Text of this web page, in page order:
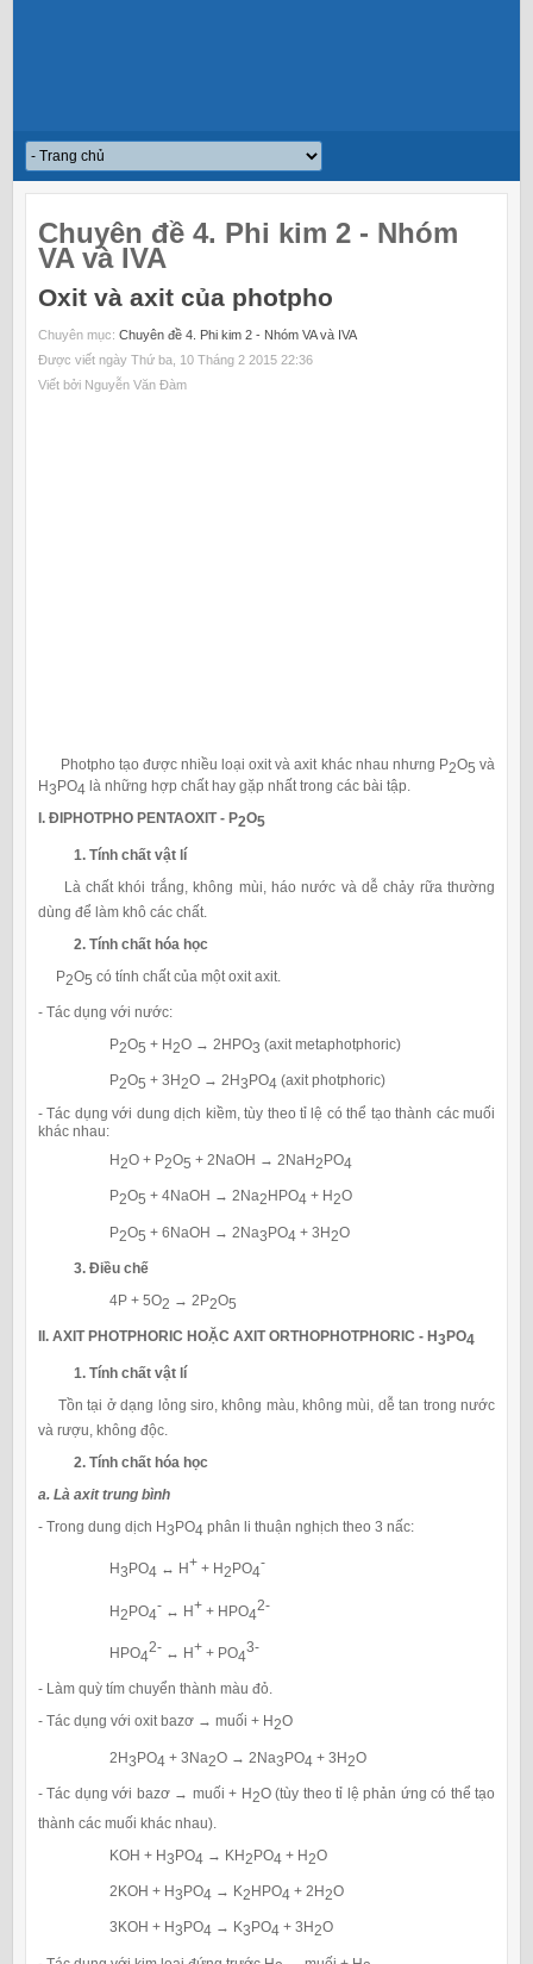
Chuyên đề 4. Phi kim 2 - Nhóm
VA và IVA
Oxit và axit của photpho
Chuyên mục: Chuyên đề 4. Phi kim 2 - Nhóm VA và IVA
Được viết ngày Thứ ba, 10 Tháng 2 2015 22:36
Viết bởi Nguyễn Văn Đàm
Photpho tạo được nhiều loại oxit và axit khác nhau nhưng P2O5 và
H3PO4 là những hợp chất hay gặp nhất trong các bài tập.
I. ĐIPHOTPHO PENTAOXIT - P2O5
1. Tính chất vật lí
Là chất khói trắng, không mùi, háo nước và dễ chảy rữa thường
dùng để làm khô các chất.
2. Tính chất hóa học
P2O5 có tính chất của một oxit axit.
- Tác dụng với nước:
P2O5 + H2O → 2HPO3 (axit metaphotphoric)
P2O5 + 3H2O → 2H3 PO4 (axit photphoric)
- Tác dụng với dung dịch kiềm, tùy theo tỉ lệ có thể tạo thành các muối
khác nhau:
H2O + P2O5 + 2NaOH → 2NaH2PO4
P2O5 + 4NaOH → 2Na2 HPO4 + H2O
P2O5 + 6NaOH → 2Na3PO4 + 3H2O
3. Điều chế
4P + 5O2 → 2P2O5
II. AXIT PHOTPHORIC HOẶC AXIT ORTHOPHOTPHORIC - H 3PO4
1. Tính chất vật lí
Tồn tại ở dạng lỏng siro, không màu, không mùi, dễ tan trong nước
và rượu, không độc.
2. Tính chất hóa học
a. Là axit trung bình
- Trong dung dịch H3PO4 phân li thuận nghịch theo 3 nấc:
H3 PO4 ↔ H+ + H2 PO4
-
H2PO4
- ↔ H+ + HPO4
2-
HPO4
2- ↔ H+ + PO4
3-
- Làm quỳ tím chuyển thành màu đỏ.
- Tác dụng với oxit bazơ → muối + H2O
2H3PO4 + 3Na2O → 2Na3PO4 + 3H2O
- Tác dụng với bazơ → muối + H2O (tùy theo tỉ lệ phản ứng có thể tạo
thành các muối khác nhau).
KOH + H3PO4 → KH2PO4 + H2O
2KOH + H3 PO4 → K2 HPO4 + 2H2O
3KOH + H3 PO4 → K3 PO4 + 3H2O